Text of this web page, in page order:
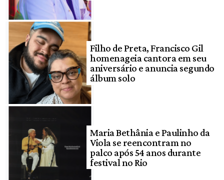
Filho de Preta, Francisco Gil
homenageia cantora em seu
aniversário e anuncia segundo
álbum solo
Maria Bethânia e Paulinho da
Viola se reencontram no
palco após 54 anos durante
festival no Rio